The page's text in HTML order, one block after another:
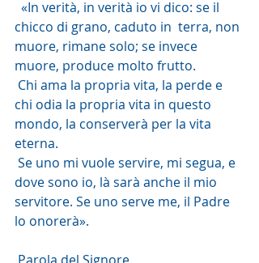
chicco di grano, caduto in  terra, non
muore, rimane solo; se invece
muore, produce molto frutto.
chi odia la propria vita in questo
mondo, la conserverà per la vita
eterna.
dove sono io, là sarà anche il mio
servitore. Se uno serve me, il Padre
lo onorerà».